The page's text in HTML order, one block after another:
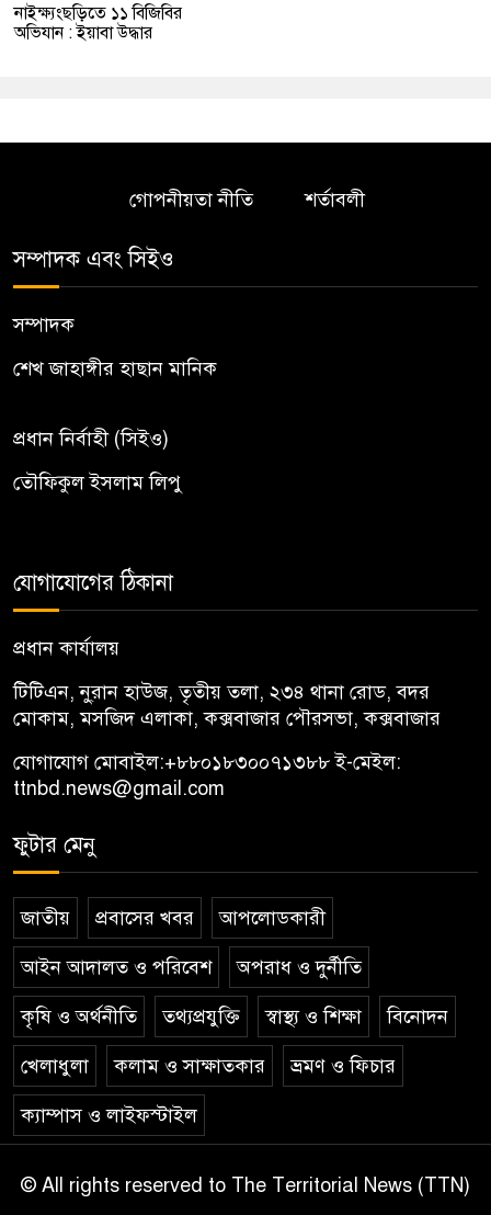
নাইক্ষ্যংছড়িতে ১১ বিজিবির
অভিযান : ইয়াবা উদ্ধার
গোপনীয়তা নীতি শর্তাবলী
সম্পাদক এবং সিইও
সম্পাদক
শেখ জাহাঙ্গীর হাছান মানিক
প্রধান নির্বাহী (সিইও)
তৌফিকুল ইসলাম লিপু
যোগাযোগের ঠিকানা
প্রধান কার্যালয়
টিটিএন, নু্রান হাউজ, তৃতীয় তলা, ২৩৪ থানা রোড, বদর
মোকাম, মসজিদ এলাকা, কক্সবাজার পৌরসভা, কক্সবাজার
যোগাযোগ মোবাইল:+৮৮০১৮৩০০৭১৩৮৮ই-মেইল:
ttnbd.news@gmail.com
ফুটার মেনু
জাতীয় প্রবাসের খবর আপলোডকারী
আইন আদালত ও পরিবেশ অপরাধ ও দুর্নীতি
কৃষি ও অর্থনীতি তথ্যপ্রযুক্তি স্বাস্থ্য ও শিক্ষা বিনোদন
খেলাধুলা কলাম ও সাক্ষাতকার ভ্রমণ ও ফিচার
ক্যাম্পাস ও লাইফস্টাইল
© All rights reserved to The Territorial News (TTN)